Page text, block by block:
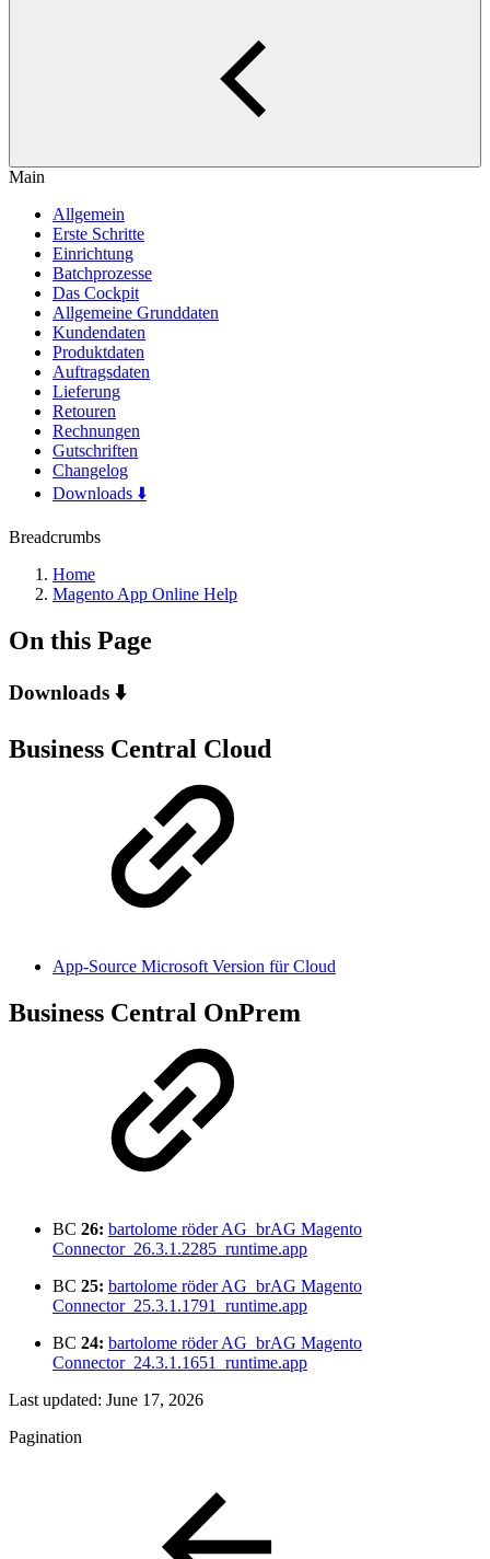
Main
Allgemein
Erste Schritte
Einrichtung
Batchprozesse
Das Cockpit
Allgemeine Grunddaten
Kundendaten
Produktdaten
Auftragsdaten
Lieferung
Retouren
Rechnungen
Gutschriften
Changelog
Downloads ⬇️
Breadcrumbs
Home
Magento App Online Help
On this Page
Downloads ⬇️
Business Central Cloud
App-Source Microsoft Version für Cloud
Business Central OnPrem
BC 26: bartolome röder AG_brAG Magento
Connector_26.3.1.2285_runtime.app
BC 25: bartolome röder AG_brAG Magento
Connector_25.3.1.1791_runtime.app
BC 24: bartolome röder AG_brAG Magento
Connector_24.3.1.1651_runtime.app
Last updated: June 17, 2026
Pagination